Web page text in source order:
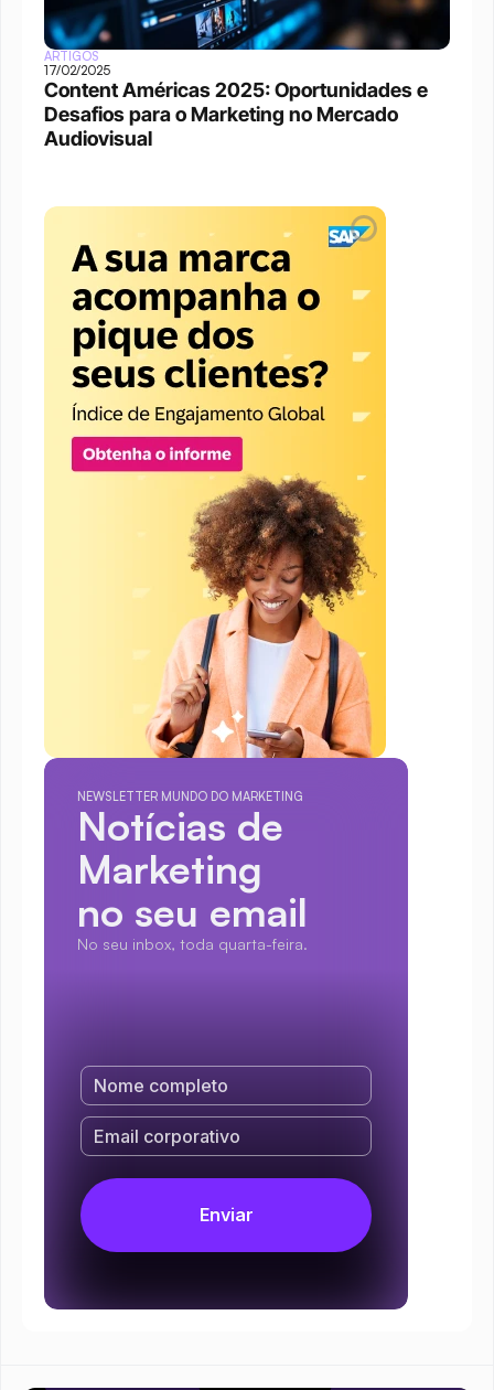
ARTIGOS
17/02/2025
Content Américas 2025: Oportunidades e
Desafios para o Marketing no Mercado
Audiovisual
NEWSLETTER MUNDO DO MARKETING
Notícias de
Marketing
no seu email
No seu inbox, toda quarta-feira.